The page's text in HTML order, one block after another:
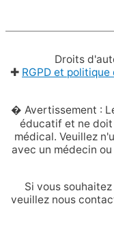
Droits
✚ RGPD et
� Avertissement :
éducatif et ne
médical. Veuillez
avec un médecin
Si vous
veuillez nous